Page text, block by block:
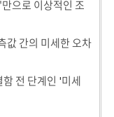
으로 이상적인 조
값 간의 미세한 오차
전 단계인 '미세